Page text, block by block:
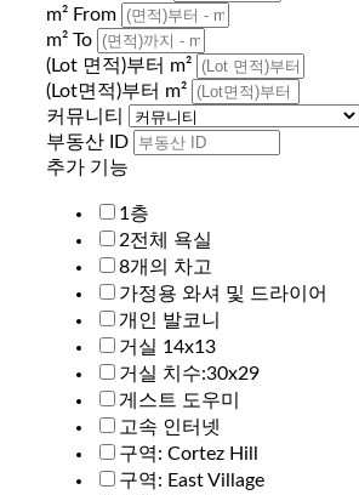
m² From
m² To
(Lot 면적)부터 m²
(Lot면적)부터 m²
커뮤니티
부동산 ID
추가 기능
1층
2전체 욕실
8개의 차고
가정용 와셔 및 드라이어
개인 발코니
거실 14x13
거실 치수:30x29
게스트 도우미
고속 인터넷
구역: Cortez Hill
구역: East Village